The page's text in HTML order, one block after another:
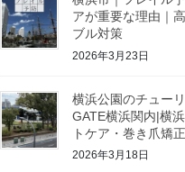
アが重要な理由｜
ブル対策
2026年3月23日
横浜公園のチュー
GATE横浜関内|横
トケア・巻き爪矯
2026年3月18日